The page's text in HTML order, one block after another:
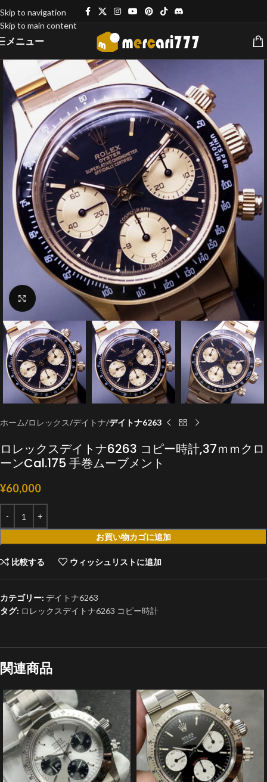
Skip to navigation
Skip to main content
メニュー
クリックで拡大
ホーム ロレックス デイトナ デイトナ6263
ロレックスデイトナ6263 コピー時計,37ｍｍクロ
ーンCal.175 手巻ムーブメント
¥60,000
お買い物カゴに追加
比較する ウィッシュリストに追加
カテゴリー: デイトナ6263
タグ: ロレックスデイトナ6263 コピー時計
関連商品